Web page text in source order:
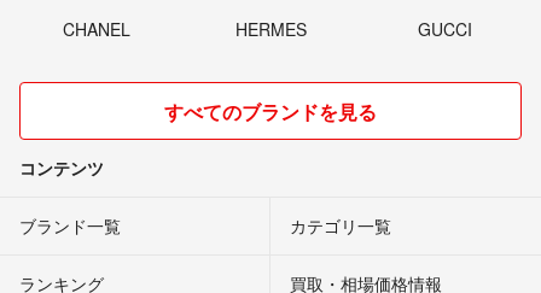
CHANEL HERMES GUCCI
すべてのブランドを見る
コンテンツ
ブランド一覧 カテゴリ一覧
ランキング 買取・相場価格情報